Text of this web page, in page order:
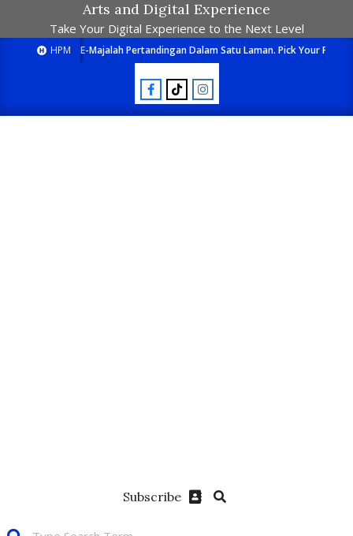
Arts and Digital Experience
Take Your Digital Experience to the Next Level
HPM E-Majalah Pertandingan Dalam Satu Laman. Pick Your
Subscribe